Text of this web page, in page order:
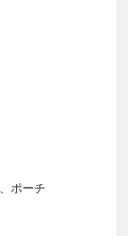
ポーチ